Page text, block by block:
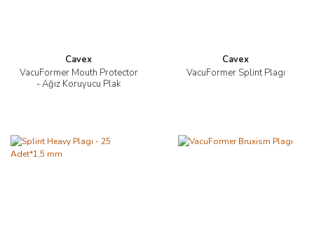
Cavex
VacuFormer Mouth Protector
- Ağız Koruyucu Plak
Cavex
VacuFormer Splint Plagı